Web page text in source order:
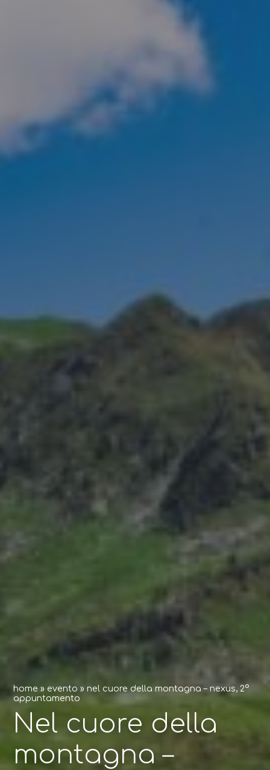
home » evento »nel cuore della montagna – nexus, 2°
appuntamento
Nel cuore della
montagna –